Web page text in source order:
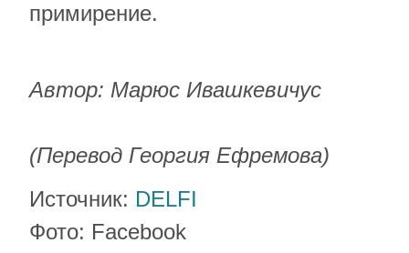
примирение.
Автор: Марюс Ивашкевичус
(Перевод Георгия Ефремова)
Источник: DELFI
Фото: Facebook